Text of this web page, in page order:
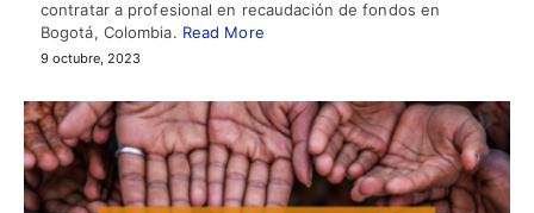
contratar a profesional en recaudación de fondos en
Bogotá, Colombia. Read More
9 octubre, 2023